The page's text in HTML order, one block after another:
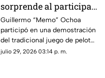
sorprende al participar
en el ancestral JUEGO
DE PELOTA MAYA en la
Península de Yucatán
Guillermo “Memo” Ochoa
participó en una demostración
del tradicional juego de pelota
maya, Pok-ta-pok.
julio 29, 2026 03:14 p. m.